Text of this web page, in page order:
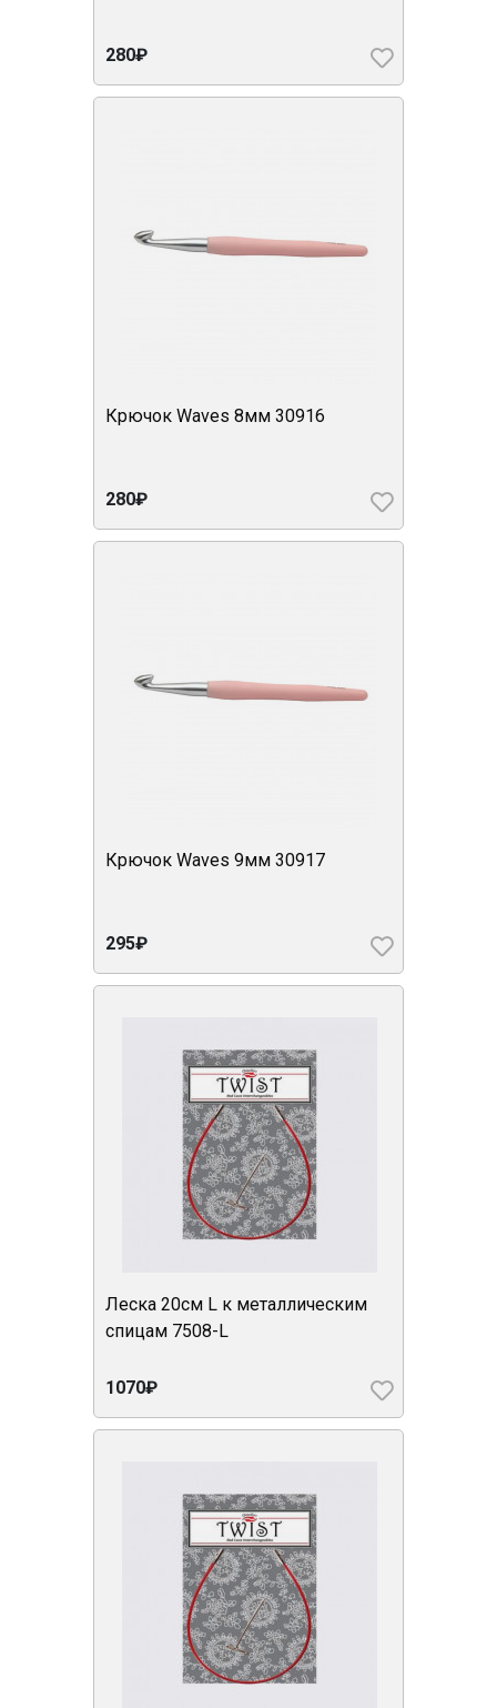
280₽
Крючок Waves 8мм 30916
280₽
Крючок Waves 9мм 30917
295₽
Леска 20см L к металлическим
спицам 7508-L
1070₽